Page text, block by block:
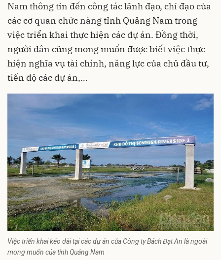
Nam thông tin đến công tác lãnh đạo, chỉ đạo của
các cơ quan chức năng tỉnh Quảng Nam trong
việc triển khai thực hiện các dự án. Đồng thời,
người dân cũng mong muốn được biết việc thực
hiện nghĩa vụ tài chính, năng lực của chủ đầu tư,
tiến độ các dự án,…
Việc triển khai kéo dài tại các dự án của Công ty Bách Đạt An là ngoài
mong muốn của tỉnh Quảng Nam